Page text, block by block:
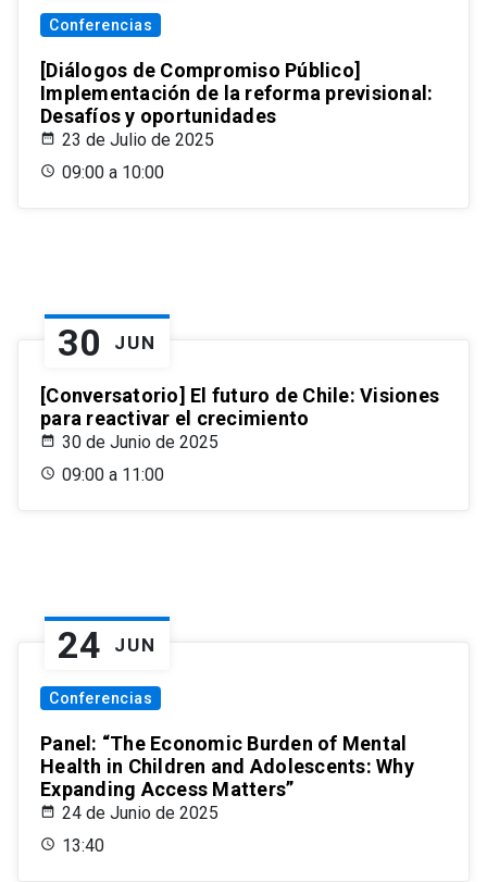
Conferencias
[Diálogos de Compromiso Público]
Implementación de la reforma previsional:
Desafíos y oportunidades
23 de Julio de 2025
09:00 a 10:00
30 JUN
[Conversatorio] El futuro de Chile: Visiones
para reactivar el crecimiento
30 de Junio de 2025
09:00 a 11:00
24 JUN
Conferencias
Panel: “The Economic Burden of Mental
Health in Children and Adolescents: Why
Expanding Access Matters”
24 de Junio de 2025
13:40